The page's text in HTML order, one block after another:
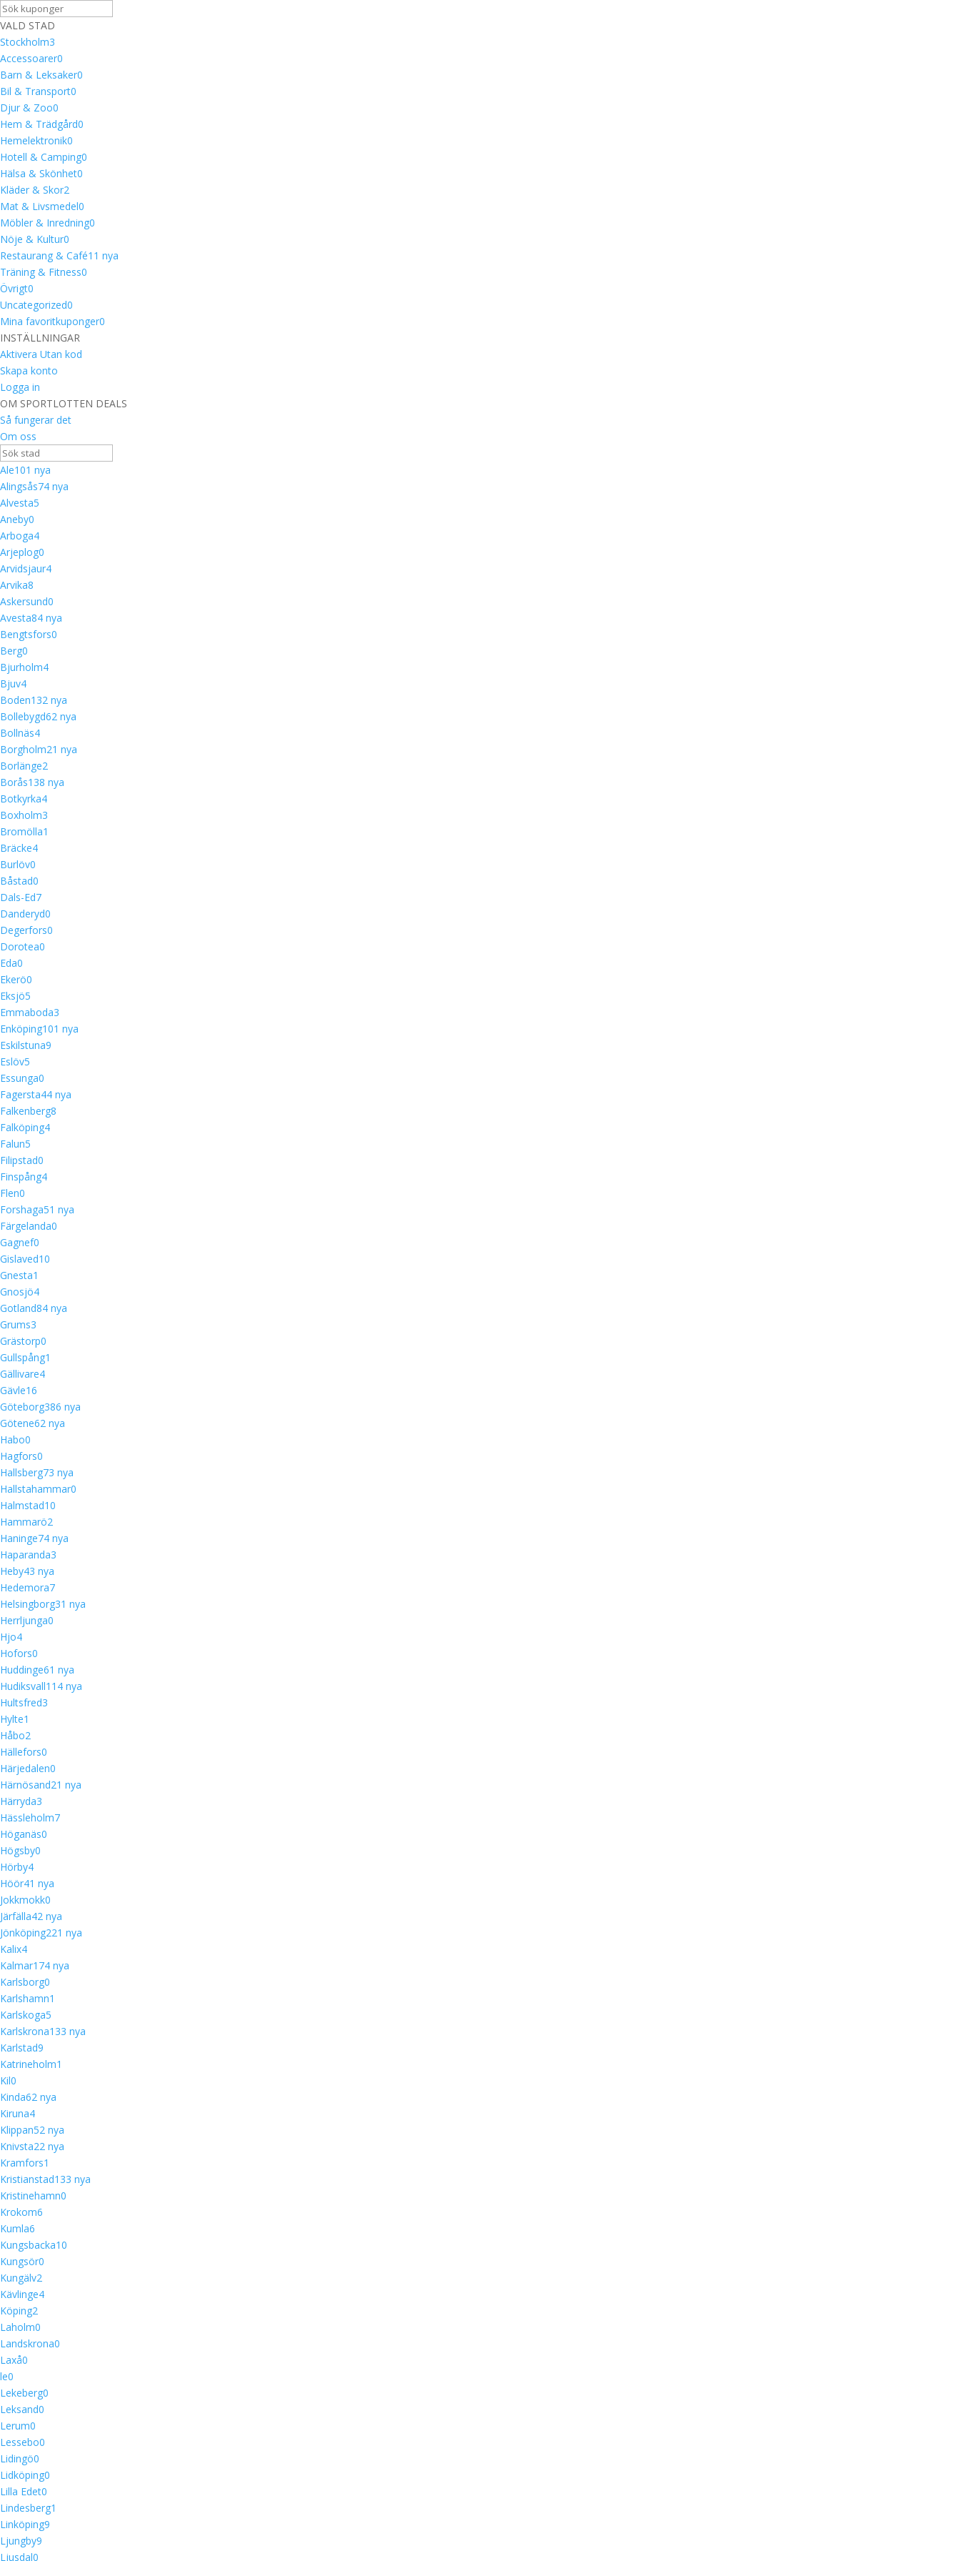
VALD STAD
Stockholm3
Accessoarer0
Barn & Leksaker0
Bil & Transport0
Djur & Zoo0
Hem & Trädgård0
Hemelektronik0
Hotell & Camping0
Hälsa & Skönhet0
Kläder & Skor2
Mat & Livsmedel0
Möbler & Inredning0
Nöje & Kultur0
Restaurang & Café1 1 nya
Träning & Fitness0
Övrigt0
Uncategorized0
Mina favoritkuponger0
INSTÄLLNINGAR
Aktivera Utan kod
Skapa konto
Logga in
OM SPORTLOTTEN DEALS
Så fungerar det
Om oss
Ale101 nya
Alingsås74 nya
Alvesta5
Aneby0
Arboga4
Arjeplog0
Arvidsjaur4
Arvika8
Askersund0
Avesta84 nya
Bengtsfors0
Berg0
Bjurholm4
Bjuv4
Boden132 nya
Bollebygd62 nya
Bollnäs4
Borgholm21 nya
Borlänge2
Borås138 nya
Botkyrka4
Boxholm3
Bromölla1
Bräcke4
Burlöv0
Båstad0
Dals-Ed7
Danderyd0
Degerfors0
Dorotea0
Eda0
Ekerö0
Eksjö5
Emmaboda3
Enköping101 nya
Eskilstuna9
Eslöv5
Essunga0
Fagersta44 nya
Falkenberg8
Falköping4
Falun5
Filipstad0
Finspång4
Flen0
Forshaga51 nya
Färgelanda0
Gagnef0
Gislaved10
Gnesta1
Gnosjö4
Gotland84 nya
Grums3
Grästorp0
Gullspång1
Gällivare4
Gävle16
Göteborg386 nya
Götene62 nya
Habo0
Hagfors0
Hallsberg73 nya
Hallstahammar0
Halmstad10
Hammarö2
Haninge74 nya
Haparanda3
Heby43 nya
Hedemora7
Helsingborg31 nya
Herrljunga0
Hjo4
Hofors0
Huddinge61 nya
Hudiksvall11 4 nya
Hultsfred3
Hylte1
Håbo2
Hällefors0
Härjedalen0
Härnösand21 nya
Härryda3
Hässleholm7
Höganäs0
Högsby0
Hörby4
Höör41 nya
Jokkmokk0
Järfälla42 nya
Jönköping221 nya
Kalix4
Kalmar174 nya
Karlsborg0
Karlshamn1
Karlskoga5
Karlskrona133 nya
Karlstad9
Katrineholm1
Kil0
Kinda62 nya
Kiruna4
Klippan52 nya
Knivsta22 nya
Kramfors1
Kristianstad133 nya
Kristinehamn0
Krokom6
Kumla6
Kungsbacka10
Kungsör0
Kungälv2
Kävlinge4
Köping2
Laholm0
Landskrona0
Laxå0
le0
Lekeberg0
Leksand0
Lerum0
Lessebo0
Lidingö0
Lidköping0
Lilla Edet0
Lindesberg1
Linköping9
Ljungby9
Ljusdal0